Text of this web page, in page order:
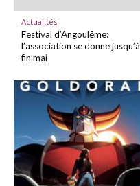
Actualités
Festival d’Angoulême:
l’association se donne jusqu’à
fin mai